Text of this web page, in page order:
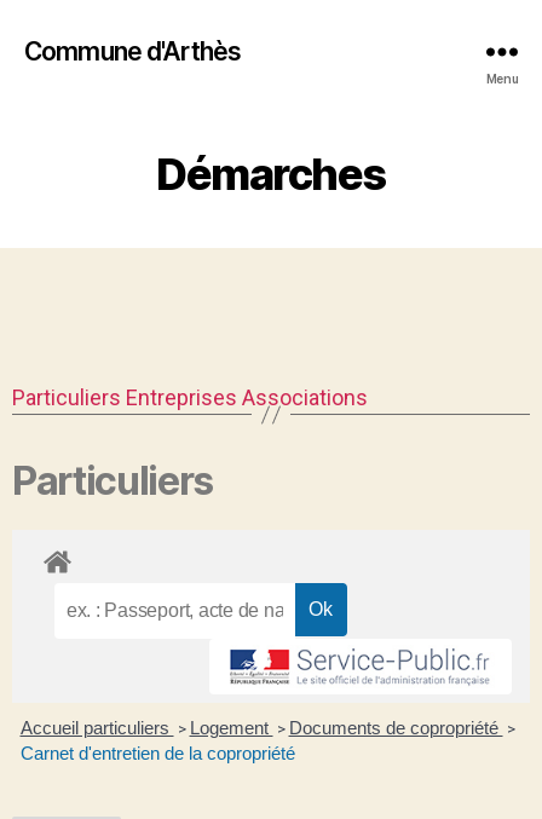
Commune d'Arthès
Menu
Démarches
Particuliers Entreprises Associations
Particuliers
Accueil particuliers > Logement > Documents de copropriété >
Carnet d'entretien de la copropriété